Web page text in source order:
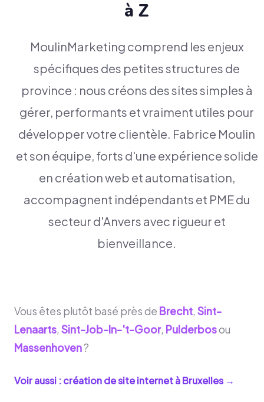
à Z
MoulinMarketing comprend les enjeux
spécifiques des petites structures de
province : nous créons des sites simples à
gérer, performants et vraiment utiles pour
développer votre clientèle. Fabrice Moulin
et son équipe, forts d'une expérience solide
en création web et automatisation,
accompagnent indépendants et PME du
secteur d'Anvers avec rigueur et
bienveillance.
Vous êtes plutôt basé près de Brecht, Sint-
Lenaarts, Sint-Job-In-'t-Goor, Pulderbosou
Massenhoven?
Voir aussi : création de site internet àBruxelles→